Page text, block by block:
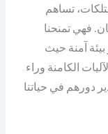
تساهم
فهي تمنحنا
آمنة حيث
الكامنة وراء
دورهم في حياتنا